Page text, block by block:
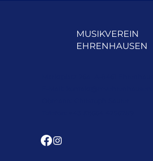
MUSIKVEREIN
EHRENHAUSEN